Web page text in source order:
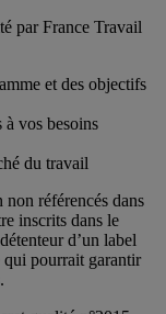
par France Travail
et des objectifs
à vos besoins
du travail
référencés dans
inscrits dans le
d’un label
qui pourrait garantir